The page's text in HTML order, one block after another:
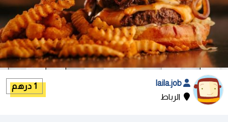
الرباط
1 درهم